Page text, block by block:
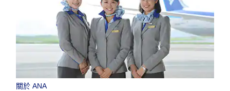
關於 ANA